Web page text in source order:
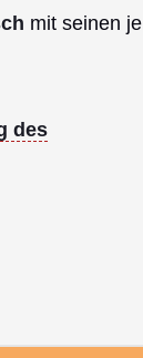
mit seinen je
des